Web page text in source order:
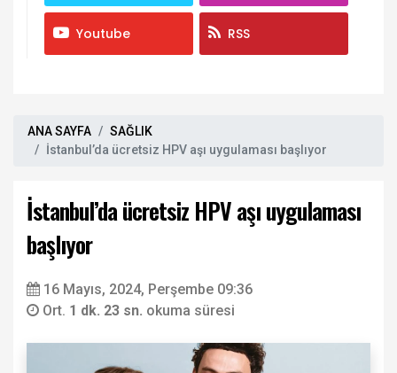
Youtube RSS
ANA SAYFA
SAĞLIK
İstanbul’da ücretsiz HPV aşı uygulaması başlıyor
İstanbul’da ücretsiz HPV aşı uygulaması
başlıyor
16 Mayıs, 2024, Perşembe 09:36
Ort. 1 dk. 23 sn. okuma süresi